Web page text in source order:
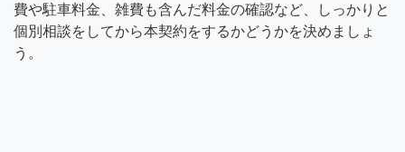
費や駐車料金、雑費も含んだ料金の確認など、しっかりと
個別相談をしてから本契約をするかどうかを決めましょ
う。